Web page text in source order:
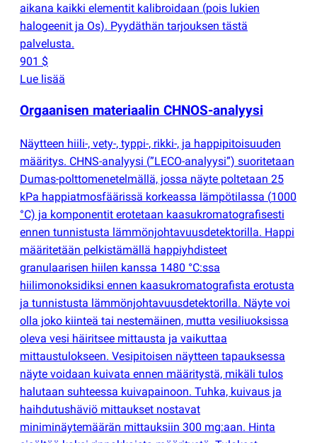
aikana kaikki elementit kalibroidaan (pois lukien
halogeenit ja Os). Pyydäthän tarjouksen tästä
palvelusta.
901 $
Lue lisää
Orgaanisen materiaalin CHNOS-analyysi
Näytteen hiili-, vety-, typpi-, rikki-, ja happipitoisuuden
määritys. CHNS-analyysi (”LECO-analyysi”) suoritetaan
Dumas-polttomenetelmällä, jossa näyte poltetaan 25
kPa happiatmosfäärissä korkeassa lämpötilassa (1000
°C) ja komponentit erotetaan kaasukromatografisesti
ennen tunnistusta lämmönjohtavuusdetektorilla. Happi
määritetään pelkistämällä happiyhdisteet
granulaarisen hiilen kanssa 1480 °C:ssa
hiilimonoksidiksi ennen kaasukromatografista erotusta
ja tunnistusta lämmönjohtavuusdetektorilla. Näyte voi
olla joko kiinteä tai nestemäinen, mutta vesiliuoksissa
oleva vesi häiritsee mittausta ja vaikuttaa
mittaustulokseen. Vesipitoisen näytteen tapauksessa
näyte voidaan kuivata ennen määritystä, mikäli tulos
halutaan suhteessa kuivapainoon. Tuhka, kuivaus ja
haihdutushäviö mittaukset nostavat
miniminäytemäärän mittauksiin 300 mg:aan. Hinta